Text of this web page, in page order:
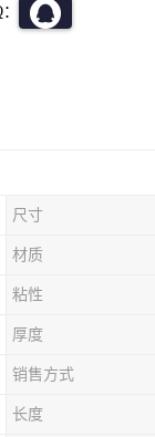
尺寸
材质
粘性
厚度
销售方式
长度